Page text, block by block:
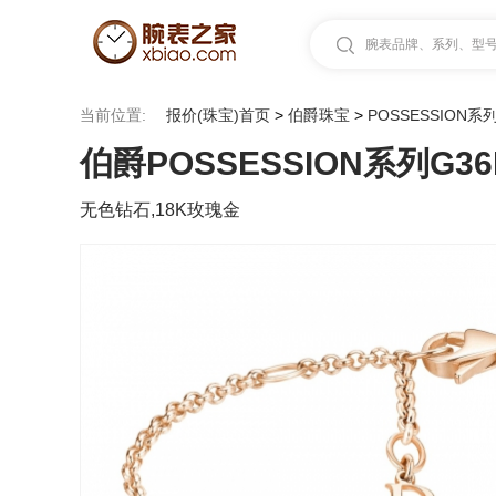
腕表品牌、系列、型
当前位置: 报价(珠宝)首页 > 伯爵珠宝 > POSSESSION系
伯爵POSSESSION系列
无色钻石,18K玫瑰金